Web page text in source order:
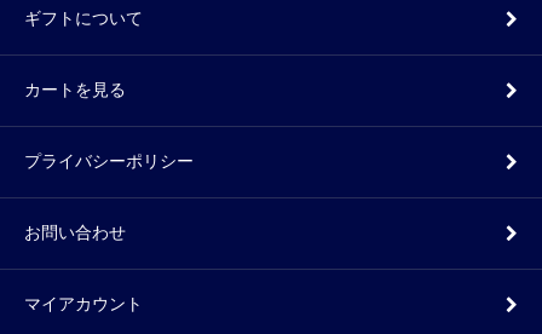
ギフトについて
カートを見る
プライバシーポリシー
お問い合わせ
マイアカウント